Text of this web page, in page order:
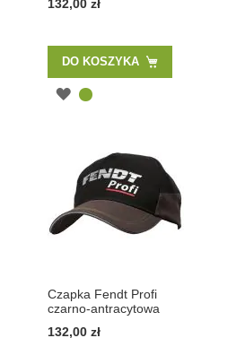
132,00 zł
DO KOSZYKA
Czapka Fendt Profi
czarno-antracytowa
132,00 zł